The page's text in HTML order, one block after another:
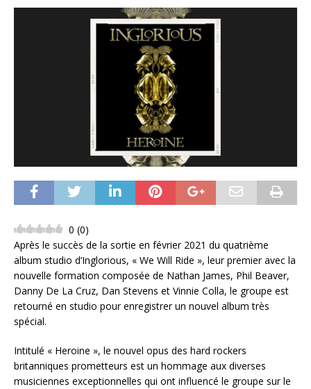
0 (0)
Après le succès de la sortie en février 2021 du quatrième
album studio d’Inglorious, « We Will Ride », leur premier avec la
nouvelle formation composée de Nathan James, Phil Beaver,
Danny De La Cruz, Dan Stevens et Vinnie Colla, le groupe est
retourné en studio pour enregistrer un nouvel album très
spécial.
Intitulé « Heroine », le nouvel opus des hard rockers
britanniques prometteurs est un hommage aux diverses
musiciennes exceptionnelles qui ont influencé le groupe sur le